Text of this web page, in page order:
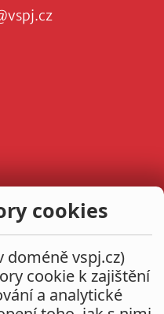
cookies
doméně vspj.cz)
cookie k zajištění
a analytické